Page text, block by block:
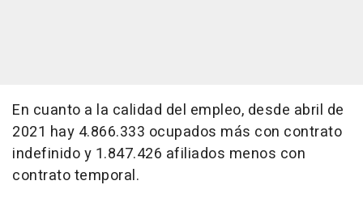
En cuanto a la calidad del empleo, desde abril de
2021 hay 4.866.333 ocupados más con contrato
indefinido y 1.847.426 afiliados menos con
contrato temporal.